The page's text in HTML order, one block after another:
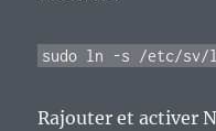
sudo ln -s /etc/sv/
Rajouter et activer